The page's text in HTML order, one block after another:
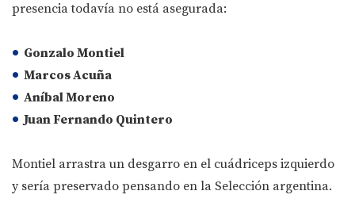
presencia todavía no está asegurada:
Gonzalo Montiel
Marcos Acuña
Aníbal Moreno
Juan Fernando Quintero
Montiel arrastra un desgarro en el cuádriceps izquierdo
y sería preservado pensando en la Selección argentina.